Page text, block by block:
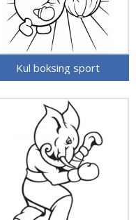
Kul boksing sport